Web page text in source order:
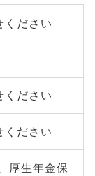
ください
ください
ください
厚生年金保